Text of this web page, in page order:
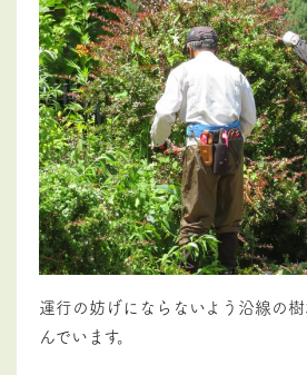
運行の妨げにならないよう沿線の
んでいます。